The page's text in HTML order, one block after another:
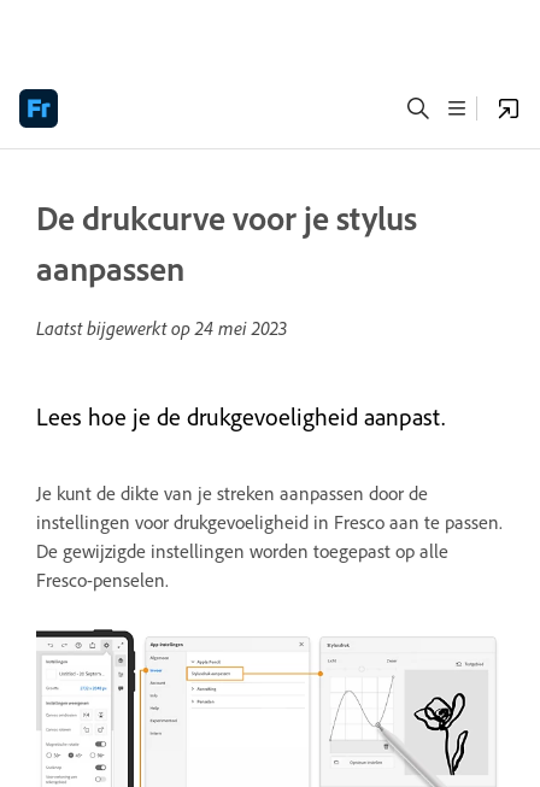
De drukcurve voor je stylus
aanpassen
Laatst bijgewerkt op24 mei 2023
Lees hoe je de drukgevoeligheid aanpast.
Je kunt de dikte van je streken aanpassen door de
instellingen voor drukgevoeligheid in Fresco aan te passen.
De gewijzigde instellingen worden toegepast op alle
Fresco-penselen.